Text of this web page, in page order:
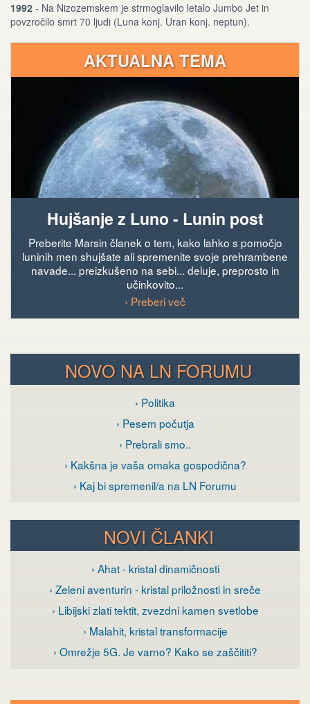
1992 - Na Nizozemskem je strmoglavilo letalo Jumbo Jet in
povzročilo smrt 70 ljudi (Luna konj. Uran konj. neptun).
AKTUALNA TEMA
Hujšanje z Luno - Lunin post
Preberite Marsin članek o tem, kako lahko s pomočjo
luninih men shujšate ali spremenite svoje prehrambene
navade... preizkušeno na sebi... deluje, preprosto in
učinkovito...
› Preberi več
NOVO NA LN FORUMU
› Politika
› Pesem počutja
› Prebrali smo..
› Kakšna je vaša omaka gospodična?
› Kaj bi spremenil/a na LN Forumu
NOVI ČLANKI
› Ahat - kristal dinamičnosti
› Zeleni aventurin - kristal priložnosti in sreče
› Libijski zlati tektit, zvezdni kamen svetlobe
› Malahit, kristal transformacije
› Omrežje 5G. Je varno? Kako se zaščititi?